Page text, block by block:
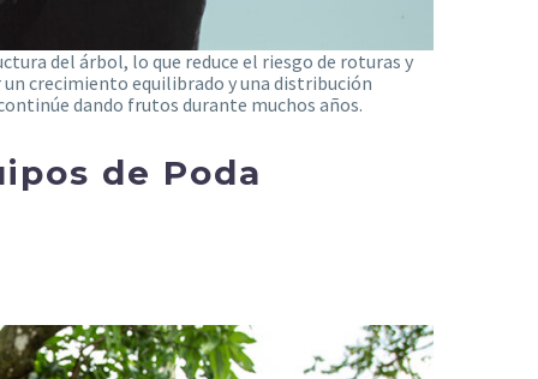
del árbol, lo que reduce el riesgo de roturas y
crecimiento equilibrado y una distribución
dando frutos durante muchos años.
de Poda